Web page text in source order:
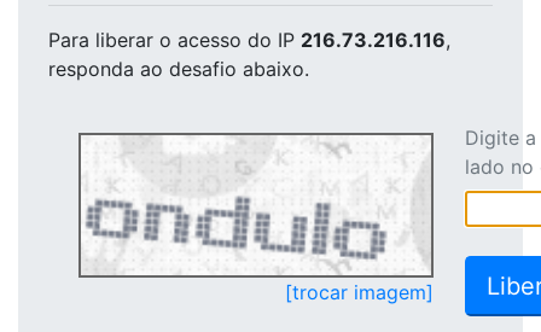
Para liberar o acesso do IP 216.73.216.116,
responda ao desafio abaixo.
[trocar imagem]
Digite
lado no